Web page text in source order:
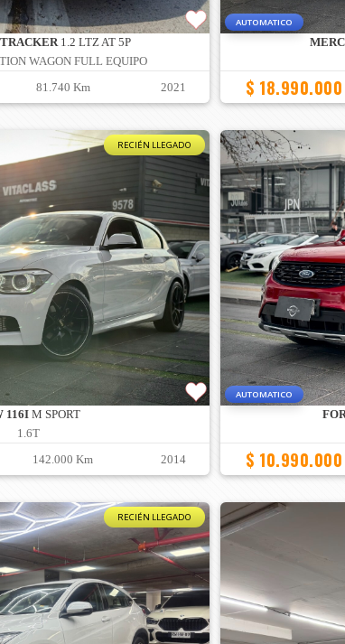
1.2 LTZ AT 5P
WAGON FULL EQUIPO
81.740 Km 2021
AUTOMATICO
$ 18.990.000
RECIÉN LLEGADO
116IM SPORT
1.6T
142.000 Km 2014
AUTOMATICO
$ 10.990.000
RECIÉN LLEGADO